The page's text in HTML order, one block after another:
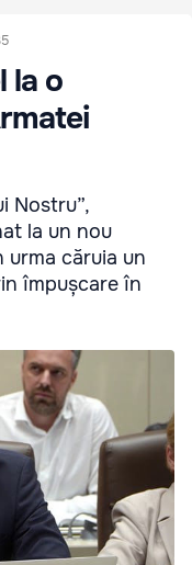
la o
Nostru”,
la un nou
căruia un
împușcare în